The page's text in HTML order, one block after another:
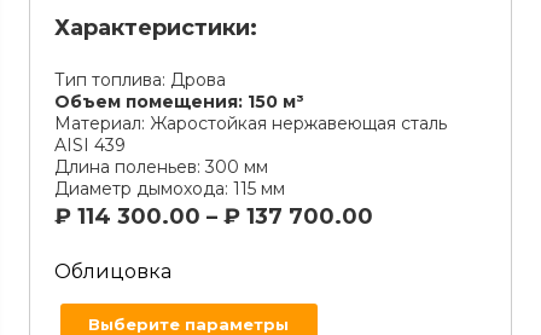
Характеристики:
Тип топлива: Дрова
Объем помещения: 150 м³
Материал: Жаростойкая нержавеющая сталь
AISI 439
Длина поленьев: 300 мм
Диаметр дымохода: 115 мм
₽ 114 300.00 – ₽ 137 700.00
Облицовка
Выберите параметры